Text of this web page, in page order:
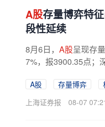
A股存量博弈特
段性延续
8月6日， A股呈现存
7%，报3900.35点；
A股 存量博弈
上海证券报
08-07